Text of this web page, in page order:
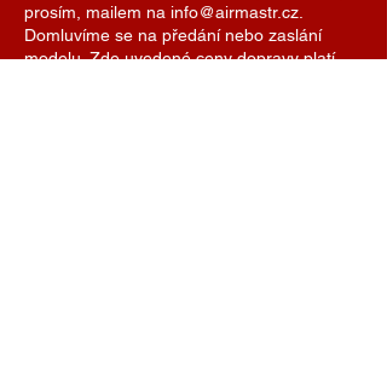
prosím, mailem na info@airmastr.cz.
Domluvíme se na předání nebo zaslání
modelu. Zde uvedené ceny dopravy platí